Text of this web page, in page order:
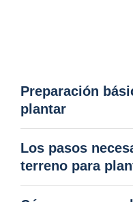
Preparación
plantar
Los pasos
terreno para